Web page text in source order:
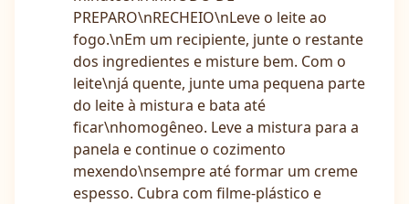
PREPARO\nRECHEIO\nLeve o leite ao
fogo.\nEm um recipiente, junte o restante
dos ingredientes e misture bem. Com o
leite\njá quente, junte uma pequena parte
do leite à mistura e bata até
ficar\nhomogêneo. Leve a mistura para a
panela e continue o cozimento
mexendo\nsempre até formar um creme
espesso. Cubra com filme-plástico e